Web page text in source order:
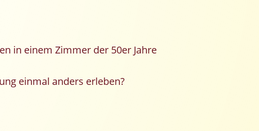
in einem Zimmer der 50er Jahre
einmal anders erleben?